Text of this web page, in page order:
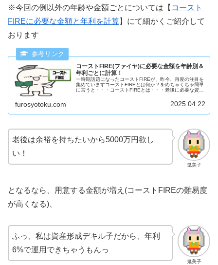
※今回の例以外の年齢や金額ごとについては【 コースト
FIREに必要な金額と年利を計算】にて細かくご紹介して
おります
コーストFIRE(ファイヤ)に必要な金額を年齢別＆
年利ごとに計算！
一時期話題になったコーストFIREが、昨今、再度の注目を
集めていますコーストFIREとは何か？をめちゃくちゃ簡単
に言うと・・・コーストFIREとは・・・老後に必要な資金
furosyotoku.com 2025.04.22
鬼美子
老後は余裕を持ちたいから5000万円欲し
い！
となるなら、用意する金額が増え(コーストFIREの難易度
が高くなる)、
鬼美子
ふっ、私は資産形成デキル子だから、年利
6%で運用できちゃうもんっ